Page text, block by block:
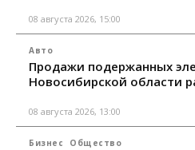
08 августа 2026, 15:00
Авто
Продажи подержанных
Новосибирской области
08 августа 2026, 13:00
Бизнес Общество